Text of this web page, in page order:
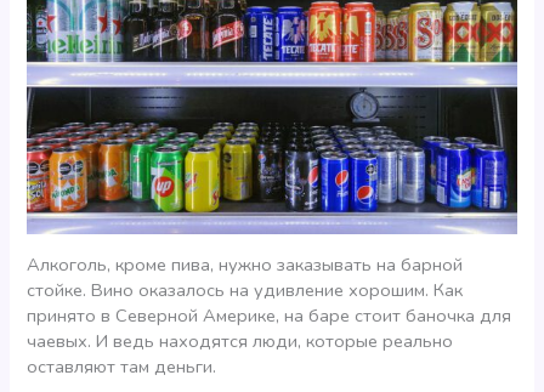
Алкоголь, кроме пива, нужно заказывать на барной
стойке. Вино оказалось на удивление хорошим. Как
принято в Северной Америке, на баре стоит баночка для
чаевых. И ведь находятся люди, которые реально
оставляют там деньги.